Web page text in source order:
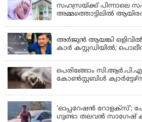
സഹസ്രയ്ക്ക് പിന്നാലെ
അമ്മത്തൊട്ടിലില്‍
അർജുൻ ആയങ്കി
കാർ കസ്റ്റഡിയിൽ;
പെരിങ്ങോം
കോൺസ്റ്റബിൾ
'ഓപ്പറേഷൻ റോളക്സ്';
ഗുണ്ടാ തലവൻ സാഗേഷ്